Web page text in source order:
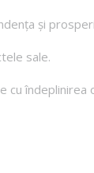
și
sale.
cu